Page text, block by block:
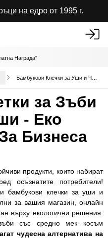
на едро от 1995 г.
Награда"
Бамбукови Клечки за Уши и Четки за Зъби
за Зъби
- Еко
Бизнеса
продукти, които набират
осъзнатите потребители!
бамбукови клечки за уши и
за вашия магазин, онлайн
върху екологични решения.
със средно мек косъм
чудесна алтернатива на